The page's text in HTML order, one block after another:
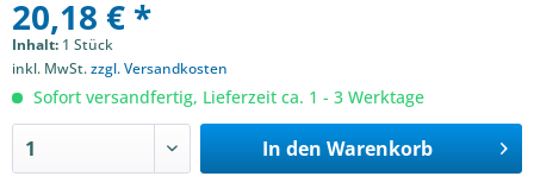
20,18 € *
Inhalt: 1 Stück
inkl. MwSt.zzgl. Versandkosten
Sofort versandfertig, Lieferzeit ca. 1 - 3 Werktage
In den Warenkorb